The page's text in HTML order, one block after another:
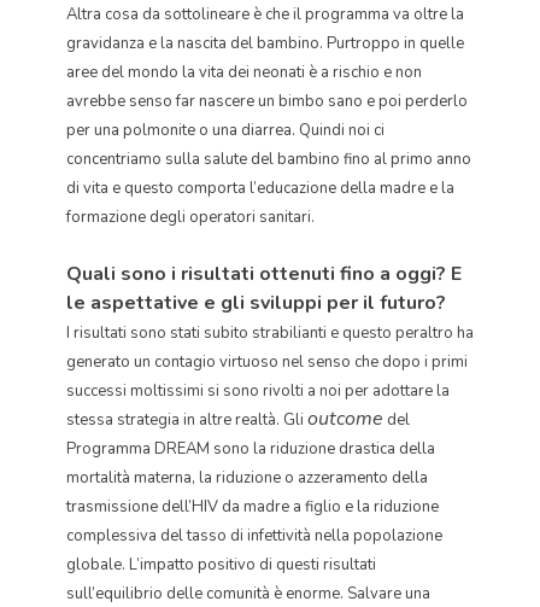
Altra cosa da sottolineare è che il programma va oltre la
gravidanza e la nascita del bambino. Purtroppo in quelle
aree del mondo la vita dei neonati è a rischio e non
avrebbe senso far nascere un bimbo sano e poi perderlo
per una polmonite o una diarrea. Quindi noi ci
concentriamo sulla salute del bambino fino al primo anno
di vita e questo comporta l’educazione della madre e la
formazione degli operatori sanitari.
Quali sono i risultati ottenuti fino a oggi? E
le aspettative e gli sviluppi per il futuro?
I risultati sono stati subito strabilianti e questo peraltro ha
generato un contagio virtuoso nel senso che dopo i primi
successi moltissimi si sono rivolti a noi per adottare la
stessa strategia in altre realtà. Gli outcome del
Programma DREAM sono la riduzione drastica della
mortalità materna, la riduzione o azzeramento della
trasmissione dell’HIV da madre a figlio e la riduzione
complessiva del tasso di infettività nella popolazione
globale. L’impatto positivo di questi risultati
sull’equilibrio delle comunità è enorme. Salvare una